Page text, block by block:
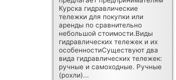
Курска гидравлические
тележки для покупки или
аренды по сравнительно
небольшой стоимости.Виды
гидравлических тележек и их
особенностиСуществуют два
вида гидравлических тележек:
ручные и самоходные. Ручные
(рохли)...